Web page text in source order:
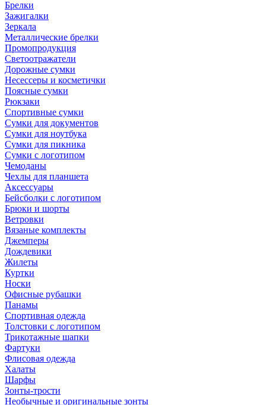
Брелки
Зажигалки
Зеркала
Металлические брелки
Промопродукция
Светоотражатели
Дорожные сумки
Несессеры и косметички
Поясные сумки
Рюкзаки
Спортивные сумки
Сумки для документов
Сумки для ноутбука
Сумки для пикника
Сумки с логотипом
Чемоданы
Чехлы для планшета
Аксессуары
Бейсболки с логотипом
Брюки и шорты
Ветровки
Вязаные комплекты
Джемперы
Дождевики
Жилеты
Куртки
Носки
Офисные рубашки
Панамы
Спортивная одежда
Толстовки с логотипом
Трикотажные шапки
Фартуки
Флисовая одежда
Халаты
Шарфы
Зонты-трости
Необычные и оригинальные зонты